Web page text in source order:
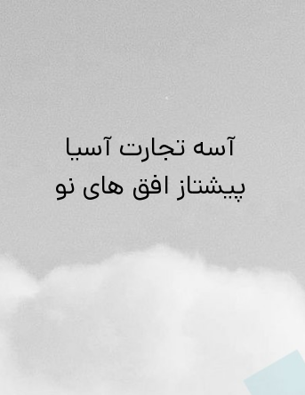
آسه تجارت آسیا
پیشتاز افق های نو